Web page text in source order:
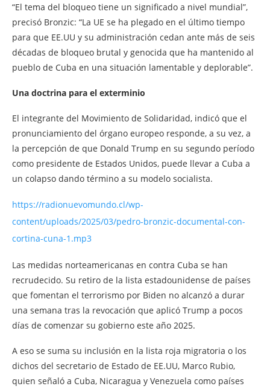
“El tema del bloqueo tiene un significado a nivel mundial”,
precisó Bronzic: “La UE se ha plegado en el último tiempo
para que EE.UU y su administración cedan ante más de seis
décadas de bloqueo brutal y genocida que ha mantenido al
pueblo de Cuba en una situación lamentable y deplorable”.
Una doctrina para el exterminio
El integrante del Movimiento de Solidaridad, indicó que el
pronunciamiento del órgano europeo responde, a su vez, a
la percepción de que Donald Trump en su segundo período
como presidente de Estados Unidos, puede llevar a Cuba a
un colapso dando término a su modelo socialista.
https://radionuevomundo.cl/wp-
content/uploads/2025/03/pedro-bronzic-documental-con-
cortina-cuna-1.mp3
Las medidas norteamericanas en contra Cuba se han
recrudecido. Su retiro de la lista estadounidense de países
que fomentan el terrorismo por Biden no alcanzó a durar
una semana tras la revocación que aplicó Trump a pocos
días de comenzar su gobierno este año 2025.
A eso se suma su inclusión en la lista roja migratoria o los
dichos del secretario de Estado de EE.UU, Marco Rubio,
quien señaló a Cuba, Nicaragua y Venezuela como países